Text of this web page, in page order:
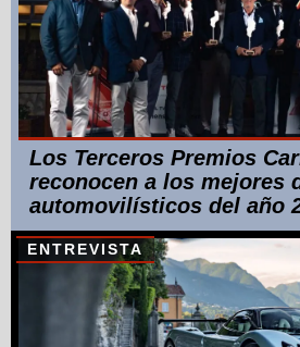
Los Terceros Premios
reconocen a los mejores
automovilísticos del año
ENTREVISTA